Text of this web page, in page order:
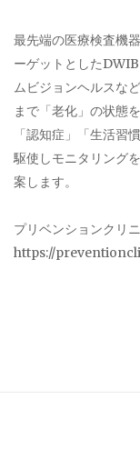
最先端の医療検査機
ーゲットとした
ムビジョンヘルスな
まで「老化」の状態
「認知症」「生活習
駆使しモニタリング
案します。
プリベンションクリ
https://